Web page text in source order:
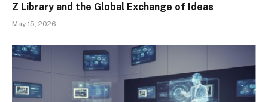
Z Library and the Global Exchange of Ideas
May 15, 2026